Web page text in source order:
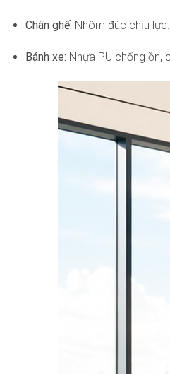
Chân ghế: Nhôm đúc chịu lực.
Bánh xe: Nhựa PU chống ồn,